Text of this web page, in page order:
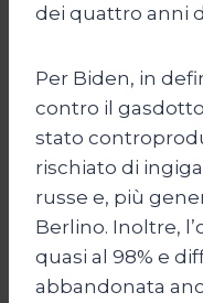
dei quattro anni
Per Biden, in
contro il
stato
rischiato di
russe e, più
Berlino. Inoltre,
quasi al 98% e
abbandonata